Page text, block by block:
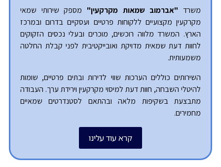
משרד "אברמוב שמאות מקרקעין" מספק שירותי שמאי
מקרקעין מקצועיים ללקוחות פרטיים ועסקיים בדרום ובמרכז
הארץ. המשרד מלווה רוכשים, מוכרים ובעלי נכסים הזקוקים
לחוות דעת שמאית מדויקת ואובייקטיבית לפני קבלת החלטה
משמעותית.
השירותים כוללים הערכות שווי לדירות ובתים פרטיים, שומות
להיטלי השבחה, חוות דעת למיסוי מקרקעין וירידת ערך. העבודה
מתבצעת בשקיפות מלאה ובהתאם לסטנדרטים שמאיים
מחמירים.
קרא עוד עלינו